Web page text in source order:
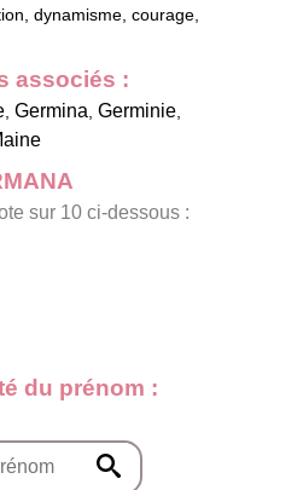
dynamisme, courage,
associés :
, Germina, Germinie,
sur 10 ci-dessous :
du prénom :